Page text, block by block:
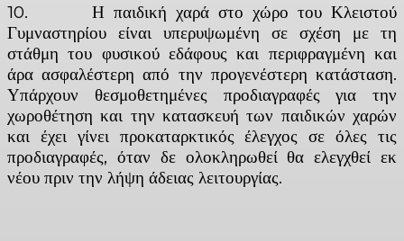
10. Η παιδική χαρά στο χώρο του Κλειστού
Γυμναστηρίου είναι υπερυψωμένη σε σχέση με τη
στάθμη του φυσικού εδάφους και περιφραγμένη και
άρα ασφαλέστερη από την προγενέστερη κατάσταση.
Υπάρχουν θεσμοθετημένες προδιαγραφές για την
χωροθέτηση και την κατασκευή των παιδικών χαρών
και έχει γίνει προκαταρκτικός έλεγχος σε όλες τις
προδιαγραφές, όταν δε ολοκληρωθεί θα ελεγχθεί εκ
νέου πριν την λήψη άδειας λειτουργίας.